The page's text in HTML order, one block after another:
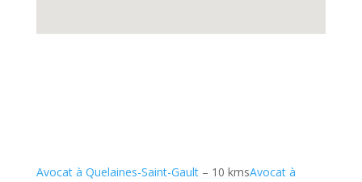
Avocat à Quelaines-Saint-Gault– 10 kmsAvocat à